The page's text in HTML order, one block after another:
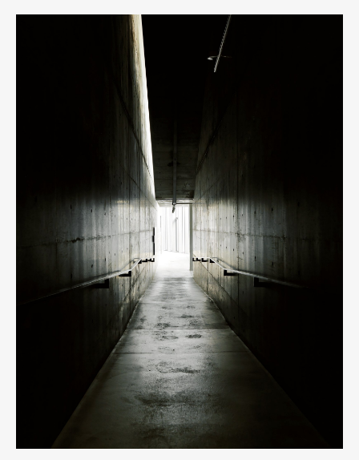
Watch
Product Lifestyle
Pen Membership
Magazine
Official Columnist
About
Contact
Pen Meet
Pen international